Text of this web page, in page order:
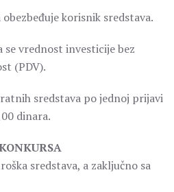
korisnik sredstava.
vrednost investicije bez
(PDV).
sredstava po jednoj prijavi
dinara.
sredstava, a zaključno sa